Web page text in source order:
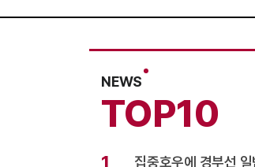
NEWS
TOP10
1
집중호우에 경부선 일